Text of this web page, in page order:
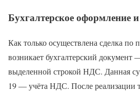
Бухгалтерское оформление
Как только осуществлена сделка по
возникает бухгалтерский документ
выделенной строкой НДС. Данная
19 — учёта НДС. После реализации